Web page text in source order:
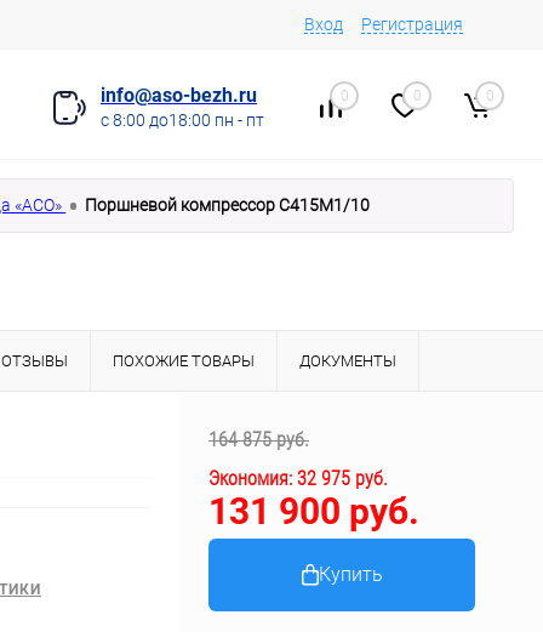
Вход Регистрация
info@aso-bezh.ru
с 8:00 до18:00 пн - пт
0 0 0
«АСО» Поршневой компрессор С415М1/10
ОТЗЫВЫ ПОХОЖИЕ ТОВАРЫ ДОКУМЕНТЫ
164 875 руб.
Экономия: 32 975 руб.
131 900 руб.
Купить